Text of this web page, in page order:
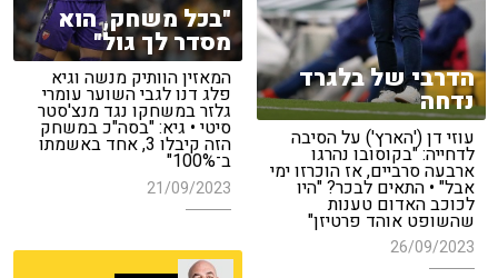
הדרבי של בלגרד
נדחה
עוזי דן ('הארץ') על הסיבה
לדחייה: "בקוסובו נהרגו
ארבעה סרביים, אז הוכרזו ימי
אבל" • התאים לבכר? "היו
לכוכב האדום טענות
שהשופט אוהד פרטיזן"
26/09/2023
"בכל משחק, הוא
מסדר לך גול"
המאזין הוותיק מנשה וגיא
פלג דנו לגבי השוער עומרי
גלזר במשחקו נגד מנצ'סטר
סיטי • גיא: "בסה"כ במשחק
הזה קיבלו 3, אחד באשמתו
ב־100%"
21/09/2023